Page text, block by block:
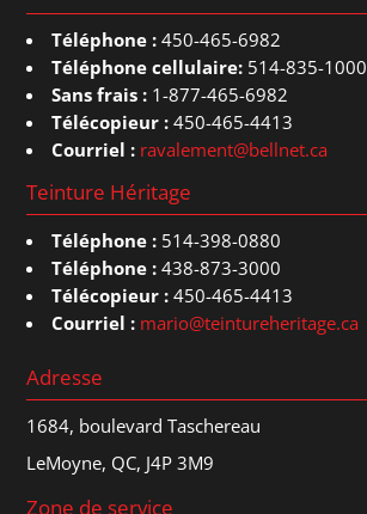
Téléphone : 450-465-6982
Téléphone cellulaire: 514-835-1000
Sans frais : 1-877-465-6982
Télécopieur : 450-465-4413
Courriel : ravalement@bellnet.ca
Teinture Héritage
Téléphone : 514-398-0880
Téléphone : 438-873-3000
Télécopieur : 450-465-4413
Courriel : mario@teintureheritage.ca
Adresse
1684, boulevard Taschereau
LeMoyne, QC, J4P 3M9
Zone de service